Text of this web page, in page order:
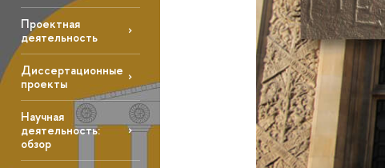
Проектная
деятельность
Диссертационные
проекты
Научная
деятельность:
обзор